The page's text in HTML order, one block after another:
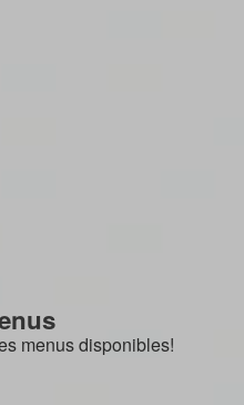
menus disponibles!